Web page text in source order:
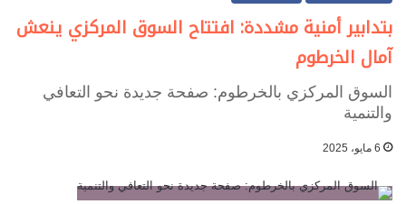
بتدابير أمنية مشددة: افتتاح السوق المركزي ينعش
آمال الخرطوم
السوق المركزي بالخرطوم: صفحة جديدة نحو التعافي
والتنمية
6 مايو، 2025